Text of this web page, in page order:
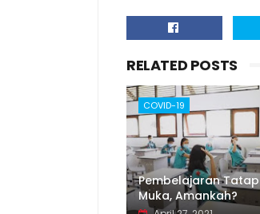
RELATED POSTS
COVID-19
Pembelajaran Tatap
Muka, Amankah?